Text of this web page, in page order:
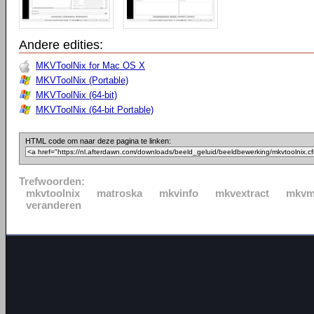
Andere edities:
MKVToolNix for Mac OS X
MKVToolNix (Portable)
MKVToolNix (64-bit)
MKVToolNix (64-bit Portable)
HTML code om naar deze pagina te linken:
Trefwoorden:
mkvtoolnix
matroska mkvinfo mkvextract
veranderen